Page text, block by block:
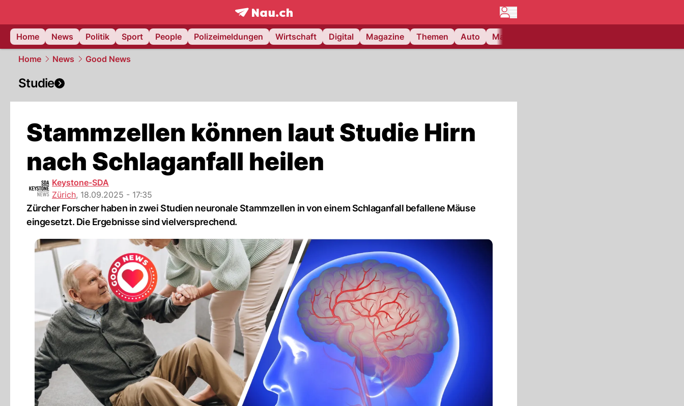
frontpage.NAU.ch
Home
News Politik Sport People Polizeimeldungen Wirtschaft Digital Magazine Themen Auto Matchcenter
Home News Good News
Studie
Stammzellen können laut Studie Hirn
nach Schlaganfall heilen
Keystone-SDA
Zürich, 18.09.2025 - 17:35
Zürcher Forscher haben in zwei Studien neuronale Stammzellen in von einem Schlaganfall befallene Mäuse
eingesetzt. Die Ergebnisse sind vielversprechend.